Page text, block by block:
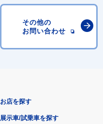
その他の
お問い合わせ
お店を探す
展示車/試乗車を探す